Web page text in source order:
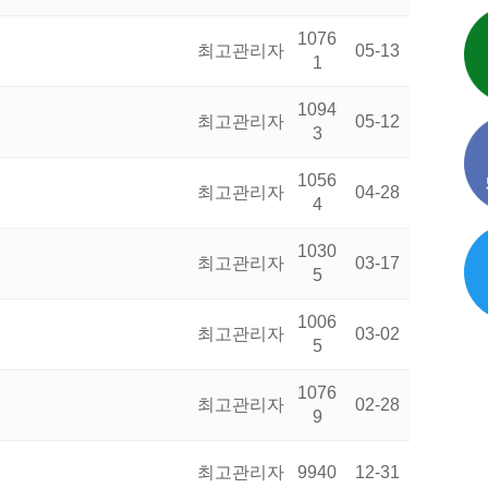
최고관리자
1076
1
05-13
최고관리자
1094
3
05-12
최고관리자
1056
4
04-28
최고관리자
1030
5
03-17
최고관리자
1006
5
03-02
최고관리자
1076
9
02-28
최고관리자 9940 12-31